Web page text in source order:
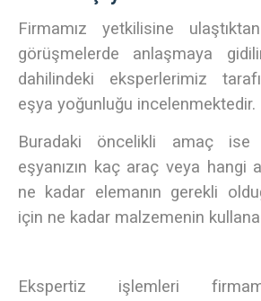
Firmamız yetkilisine
görüşmelerde anlaşmaya
dahilindeki eksperlerimiz
eşya yoğunluğu incelenmektedir.
Buradaki öncelikli amaç ise
eşyanızın kaç araç veya hangi
ne kadar elemanın gerekli
için ne kadar malzemenin
Ekspertiz işlemleri